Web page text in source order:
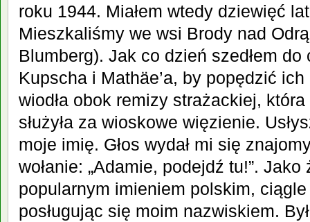
roku 1944. Miałem wtedy dziewięć
Mieszkaliśmy we wsi Brody nad
Blumberg). Jak co dzień szedłem do
Kupscha i Mathäe’a, by popędzić
wiodła obok remizy strażackiej,
służyła za wioskowe więzienie.
moje imię. Głos wydał mi się
wołanie: „Adamie, podejdź tu!”.
popularnym imieniem polskim, ciągle
posługując się moim nazwiskiem.